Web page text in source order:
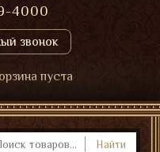
4000
звонок
пуста
Найти